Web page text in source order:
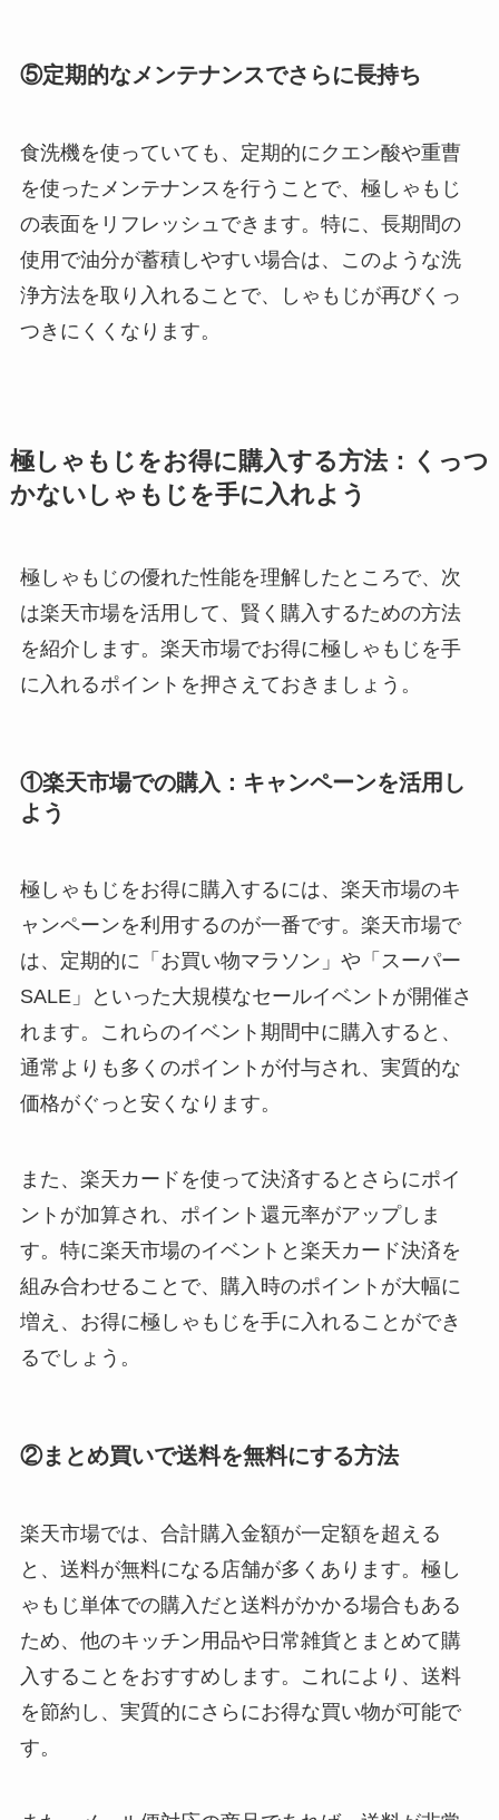
⑤定期的なメンテナンスでさらに長持ち
食洗機を使っていても、定期的にクエン酸や重曹
を使ったメンテナンスを行うことで、極しゃもじ
の表面をリフレッシュできます。特に、長期間の
使用で油分が蓄積しやすい場合は、このような洗
浄方法を取り入れることで、しゃもじが再びくっ
つきにくくなります。
極しゃもじをお得に購入する方法：くっつ
かないしゃもじを手に入れよう
極しゃもじの優れた性能を理解したところで、次
は楽天市場を活用して、賢く購入するための方法
を紹介します。楽天市場でお得に極しゃもじを手
に入れるポイントを押さえておきましょう。
①楽天市場での購入：キャンペーンを活用し
よう
極しゃもじをお得に購入するには、楽天市場のキ
ャンペーンを利用するのが一番です。楽天市場で
は、定期的に「お買い物マラソン」や「スーパー
SALE」といった大規模なセールイベントが開催さ
れます。これらのイベント期間中に購入すると、
通常よりも多くのポイントが付与され、実質的な
価格がぐっと安くなります。
また、楽天カードを使って決済するとさらにポイ
ントが加算され、ポイント還元率がアップしま
す。特に楽天市場のイベントと楽天カード決済を
組み合わせることで、購入時のポイントが大幅に
増え、お得に極しゃもじを手に入れることができ
るでしょう。
②まとめ買いで送料を無料にする方法
楽天市場では、合計購入金額が一定額を超える
と、送料が無料になる店舗が多くあります。極し
ゃもじ単体での購入だと送料がかかる場合もある
ため、他のキッチン用品や日常雑貨とまとめて購
入することをおすすめします。これにより、送料
を節約し、実質的にさらにお得な買い物が可能で
す。